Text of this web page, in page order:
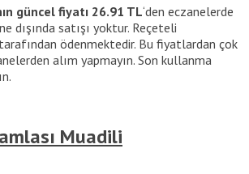
güncel fiyatı 26.91 TL‘den eczanelerde
dışında satışı yoktur. Reçeteli
ödenmektedir. Bu fiyatlardan çok
alım yapmayın. Son kullanma
Muadili